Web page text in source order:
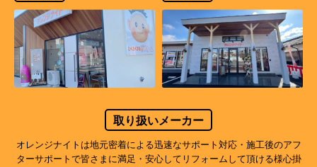
取り扱いメーカー
オレンジナイトは地元密着による迅速なサポート対応・施工後のアフ
ターサポートで皆さまに満足・安心してリフォームして頂ける様心掛